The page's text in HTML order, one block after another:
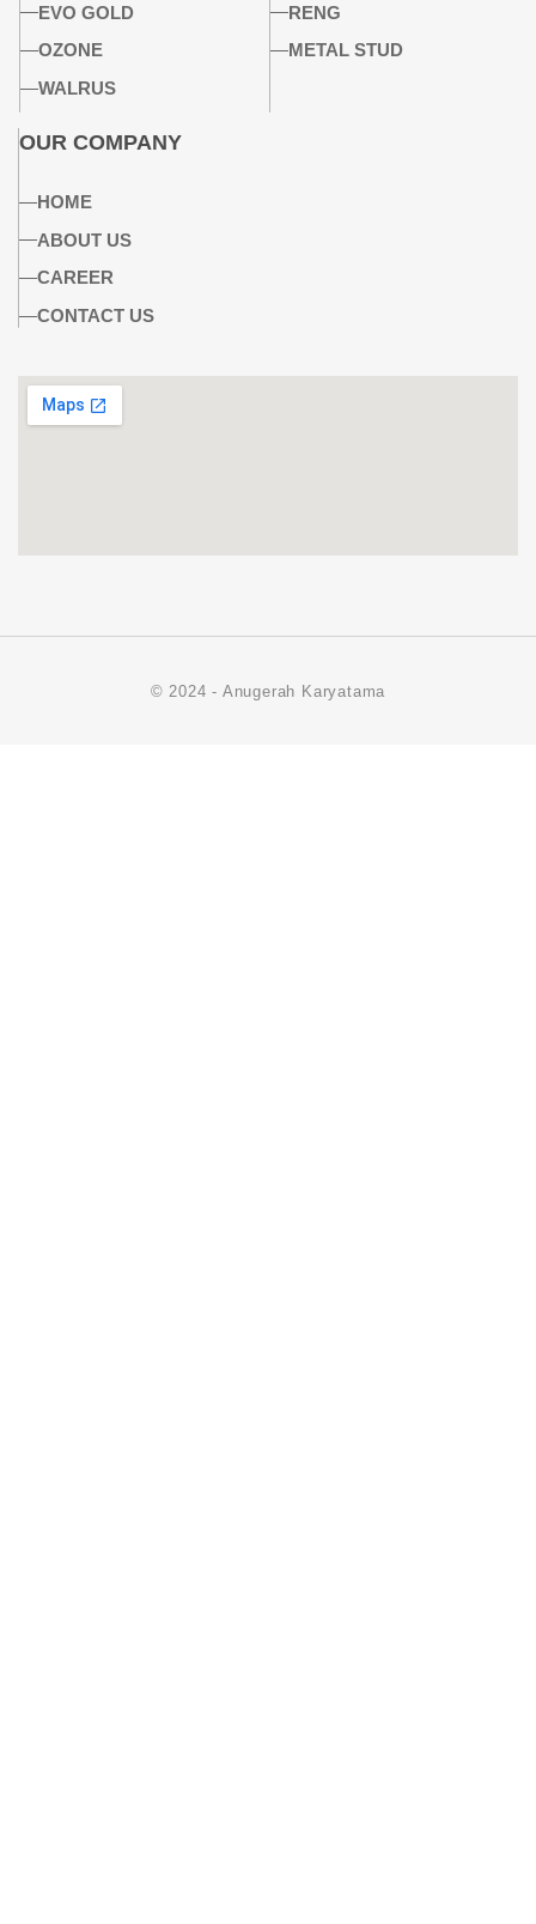
EVO GOLD
OZONE
WALRUS
RENG
METAL STUD
OUR COMPANY
HOME
ABOUT US
CAREER
CONTACT US
© 2024 - Anugerah Karyatama